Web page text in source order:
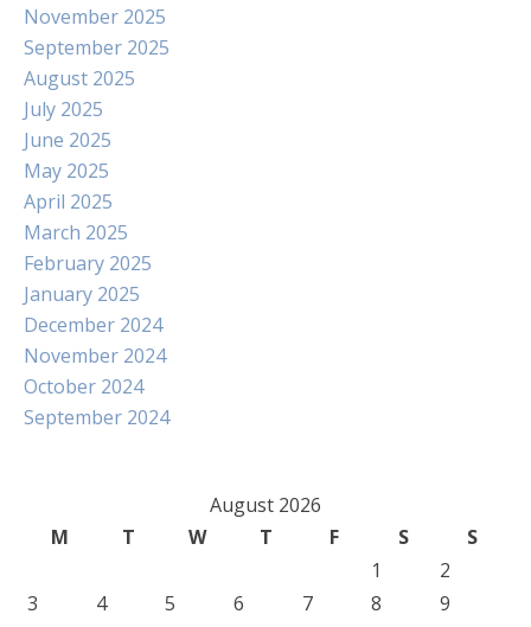
November 2025
September 2025
August 2025
July 2025
June 2025
May 2025
April 2025
March 2025
February 2025
January 2025
December 2024
November 2024
October 2024
September 2024
August 2026
M
T W T F S
S
1
2
3
4 5 6 7 8
9